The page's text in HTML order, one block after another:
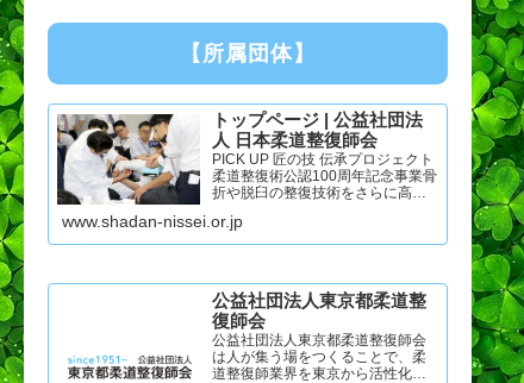
【所属団体】
トップページ | 公益社団法
人 日本柔道整復師会
PICK UP 匠の技 伝承プロジェクト
柔道整復術公認100周年記念事業骨
折や脱臼の整復技術をさらに高
目的としています。 柔道大会関連
当会主催の柔道大会について、こ
www.shadan-nissei.or.jp
公益社団法人東京都柔道整
復師会
公益社団法人東京都柔道整復師会
は人が集う場をつくることで、柔
道整復師業界を東京から活性化さ